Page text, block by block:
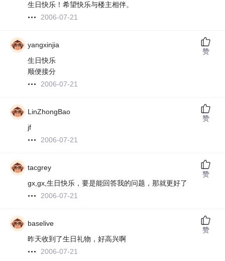
生日快乐！希望快乐与楼主相伴。
2006-07-21
yangxinjia
生日快乐
顺便接分
2006-07-21
赞
LinZhongBao
jf
2006-07-21
赞
tacgrey
gx,gx,生日快乐，要是能回答我的问题，那就更好了
2006-07-21
赞
baselive
昨天收到了生日礼物，好高兴啊
2006-07-21
赞